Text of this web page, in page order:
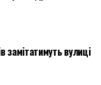
замітатимуть вулиці